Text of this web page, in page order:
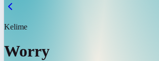
Kelime
Worry